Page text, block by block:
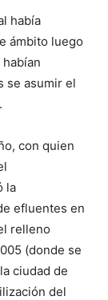
había
ámbito luego
se asumir el
con quien
la
efluentes en
relleno
(donde se
ciudad de
del